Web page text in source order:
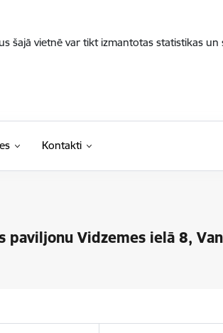
šajā vietnē var tikt izmantotas statistikas un
Kontakti
Vidzemes ielā 8,